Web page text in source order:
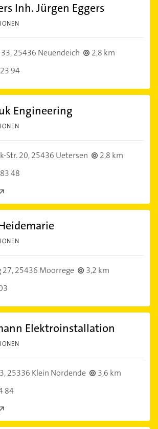
Inh. Jürgen Eggers
25436 Neuendeich
2,8 km
94
Engineering
Str. 20,25436 Uetersen
2,8 km
48
27,25436 Moorrege
3,2 km
Elektroinstallation
25336 Klein Nordende
3,6 km
84